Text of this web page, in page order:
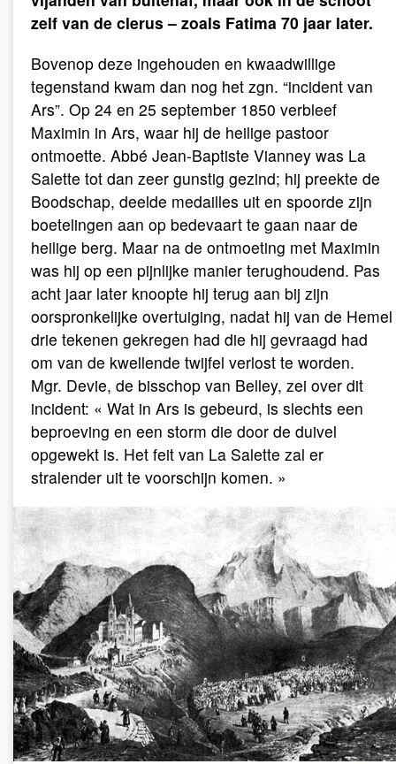
zelf van de clerus – zoals Fatima 70 jaar later.
Bovenop deze ingehouden en kwaadwillige
tegenstand kwam dan nog het zgn. “incident van
Ars”. Op 24 en 25 september 1850 verbleef
Maximin in Ars, waar hij de heilige pastoor
ontmoette. Abbé Jean-Baptiste Vianney was La
Salette tot dan zeer gunstig gezind; hij preekte de
Boodschap, deelde medailles uit en spoorde zijn
boetelingen aan op bedevaart te gaan naar de
heilige berg. Maar na de ontmoeting met Maximin
was hij op een pijnlijke manier terughoudend. Pas
acht jaar later knoopte hij terug aan bij zijn
oorspronkelijke overtuiging, nadat hij van de Hemel
drie tekenen gekregen had die hij gevraagd had
om van de kwellende twijfel verlost te worden.
Mgr. Devie, de bisschop van Belley, zei over dit
incident: « Wat in Ars is gebeurd, is slechts een
beproeving en een storm die door de duivel
opgewekt is. Het feit van La Salette zal er
stralender uit te voorschijn komen. »